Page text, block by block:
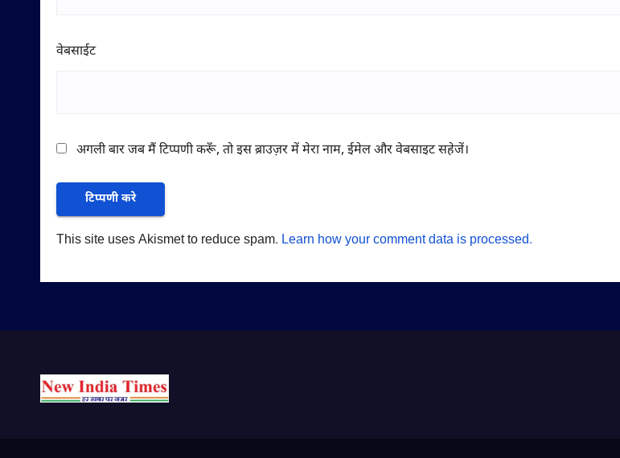
वेबसाईट
अगली बार जब मैं टिप्पणी करूँ, तो इस ब्राउज़र में मेरा नाम, ईमेल और वेबसाइट सहेजें।
This site uses Akismet to reduce spam. Learn how your comment data is processed.